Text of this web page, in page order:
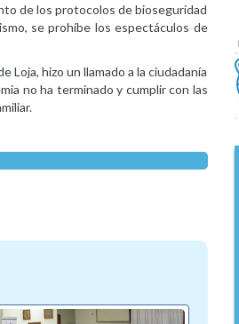
de los protocolos de bioseguridad
se prohíbe los espectáculos de
Loja, hizo un llamado a la ciudadanía
no ha terminado y cumplir con las